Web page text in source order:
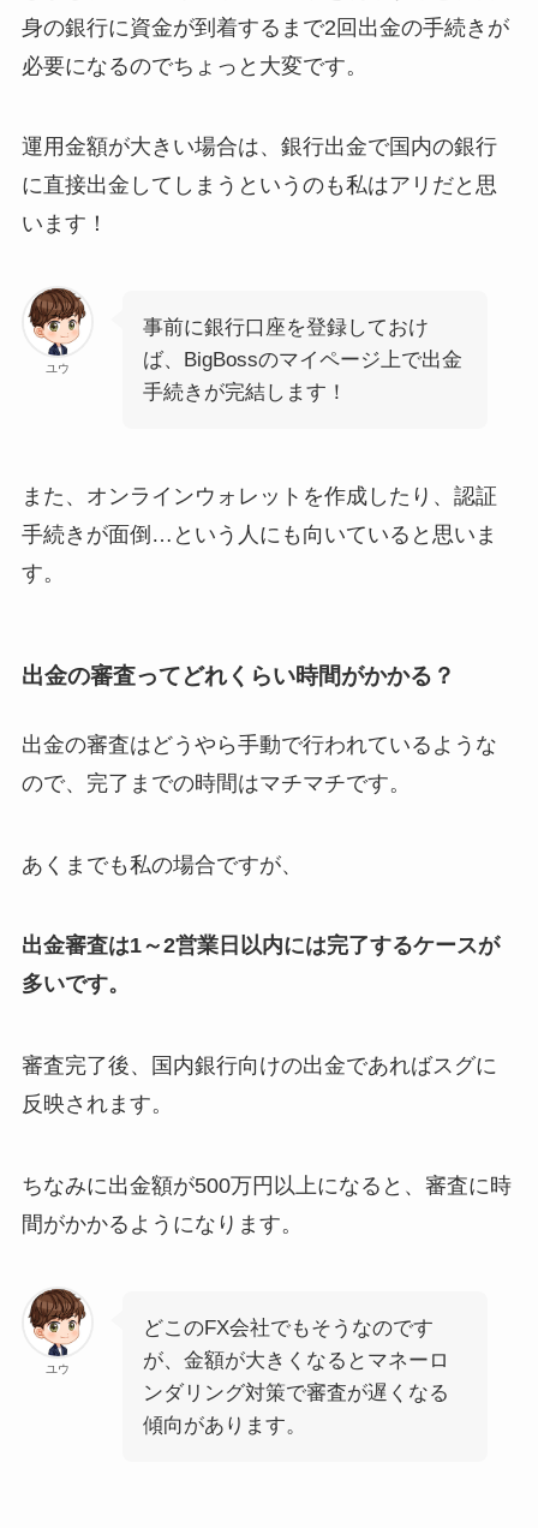
身の銀行に資金が到着するまで2回出金の手続きが
必要になるのでちょっと大変です。
運用金額が大きい場合は、銀行出金で国内の銀行
に直接出金してしまうというのも私はアリだと思
います！
ユウ
事前に銀行口座を登録しておけ
ば、BigBossのマイページ上で出金
手続きが完結します！
また、オンラインウォレットを作成したり、認証
手続きが面倒…という人にも向いていると思いま
す。
出金の審査ってどれくらい時間がかかる？
出金の審査はどうやら手動で行われているような
ので、完了までの時間はマチマチです。
あくまでも私の場合ですが、
出金審査は1～2営業日以内には完了するケースが
多いです。
審査完了後、国内銀行向けの出金であればスグに
反映されます。
ちなみに出金額が500万円以上になると、審査に時
間がかかるようになります。
ユウ
どこのFX会社でもそうなのです
が、金額が大きくなるとマネーロ
ンダリング対策で審査が遅くなる
傾向があります。